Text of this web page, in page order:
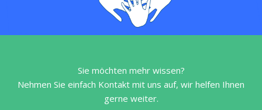
Sie möchten mehr wissen?
Nehmen Sie einfach Kontakt mit uns auf, wir helfen Ihnen
gerne weiter.